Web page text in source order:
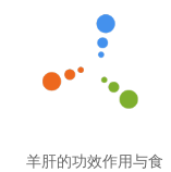
羊肝的功效作用与食